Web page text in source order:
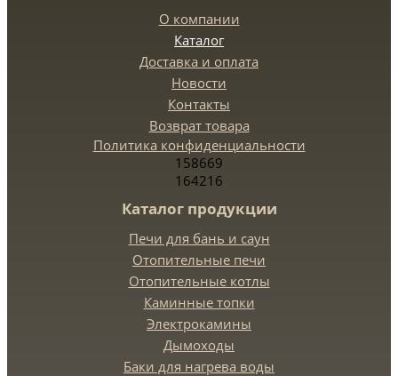
О компании
Каталог
Доставка и оплата
Новости
Контакты
Возврат товара
Политика конфиденциальности
158669
164216
Каталог продукции
Печи для бань и саун
Отопительные печи
Отопительные котлы
Каминные топки
Электрокамины
Дымоходы
Баки для нагрева воды